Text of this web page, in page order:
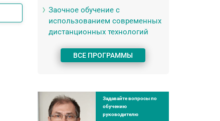
Заочное обучение с
использованием современных
дистанционных технологий
ВСЕ ПРОГРАММЫ
Задавайте вопросы по
обучению
руководителю